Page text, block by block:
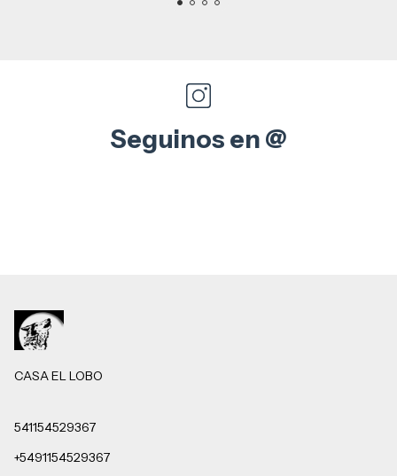
Seguinos en @
CASA EL LOBO
541154529367
+5491154529367